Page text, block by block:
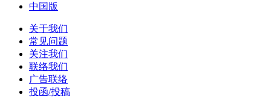
中国版
关于我们
常见问题
关注我们
联络我们
广告联络
投函/投稿